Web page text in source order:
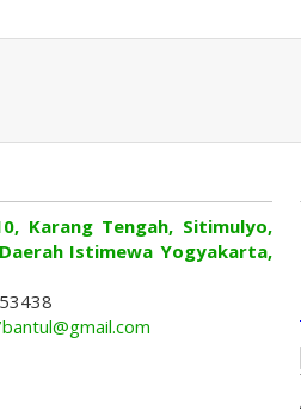
Karang Tengah, Sitimulyo,
Istimewa Yogyakarta,